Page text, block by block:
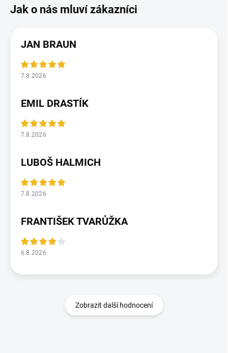
JAN BRAUN
7.8.2026
EMIL DRASTÍK
7.8.2026
LUBOŠ HALMICH
7.8.2026
FRANTIŠEK TVARŮŽKA
6.8.2026
Zobrazit další hodnocení